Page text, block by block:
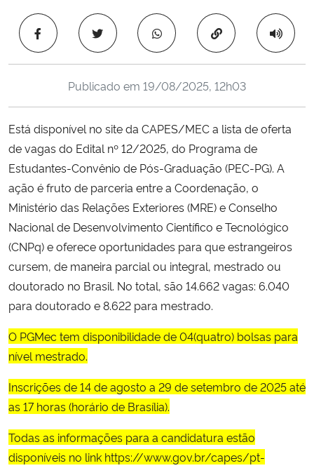
Ministério da Saúde
Ministério de Minas e Energia
Ministério da Ciência, Tecnologia, Inovações e Comunicações
Ministério do Meio Ambiente
Ministério do Desenvolvimento Regional
Controladoria-Geral da União
Ministério da Mulher, da Família e dos Direitos Humanos
Secretaria-Geral
Secretaria de Governo
Gabinete de Segurança Institucional
Advocacia-Geral da União
Copiar para área
Publicado em 19/08/2025, 12h03
Está disponível no site da CAPES/MEC a lista de oferta
de vagas do Edital nº 12/2025, do Programa de
Estudantes-Convênio de Pós-Graduação (PEC-PG). A
ação é fruto de parceria entre a Coordenação, o
Ministério das Relações Exteriores (MRE) e Conselho
Nacional de Desenvolvimento Científico e Tecnológico
(CNPq) e oferece oportunidades para que estrangeiros
cursem, de maneira parcial ou integral, mestrado ou
doutorado no Brasil. No total, são 14.662 vagas: 6.040
para doutorado e 8.622 para mestrado.
O PGMec tem disponibilidade de 04(quatro) bolsas para
nível mestrado.
Inscrições de 14 de agosto a 29 de setembro de 2025 até
as 17 horas (horário de Brasília).
Todas as informações para a candidatura estão
disponíveis no link https://www.gov.br/capes/pt-